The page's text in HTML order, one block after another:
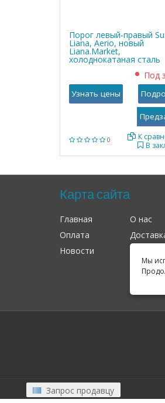
Мы
Порог левый-правый
Liana, Aerio, новый
Liana.Market,
холоднокатаная сталь
0,8мм
0
Под
В
К
Узнать цены
Карта сайта
Главная О нас
Оплата
Новости
Запрос продавцу